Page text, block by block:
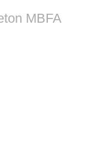
MBFA